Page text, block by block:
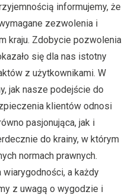
informujemy, że
zezwolenia i
kraju. Zdobycie pozwolenia
się dla nas istotny
z użytkownikami. W
jak nasze podejście do
klientów odnosi
pasjonująca, jak i
do krainy, w którym
normach prawnych.
a każdy
z uwagą o wygodzie i